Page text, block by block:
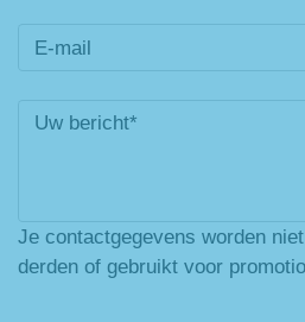
Je contactgegevens worden
derden of gebruikt voor